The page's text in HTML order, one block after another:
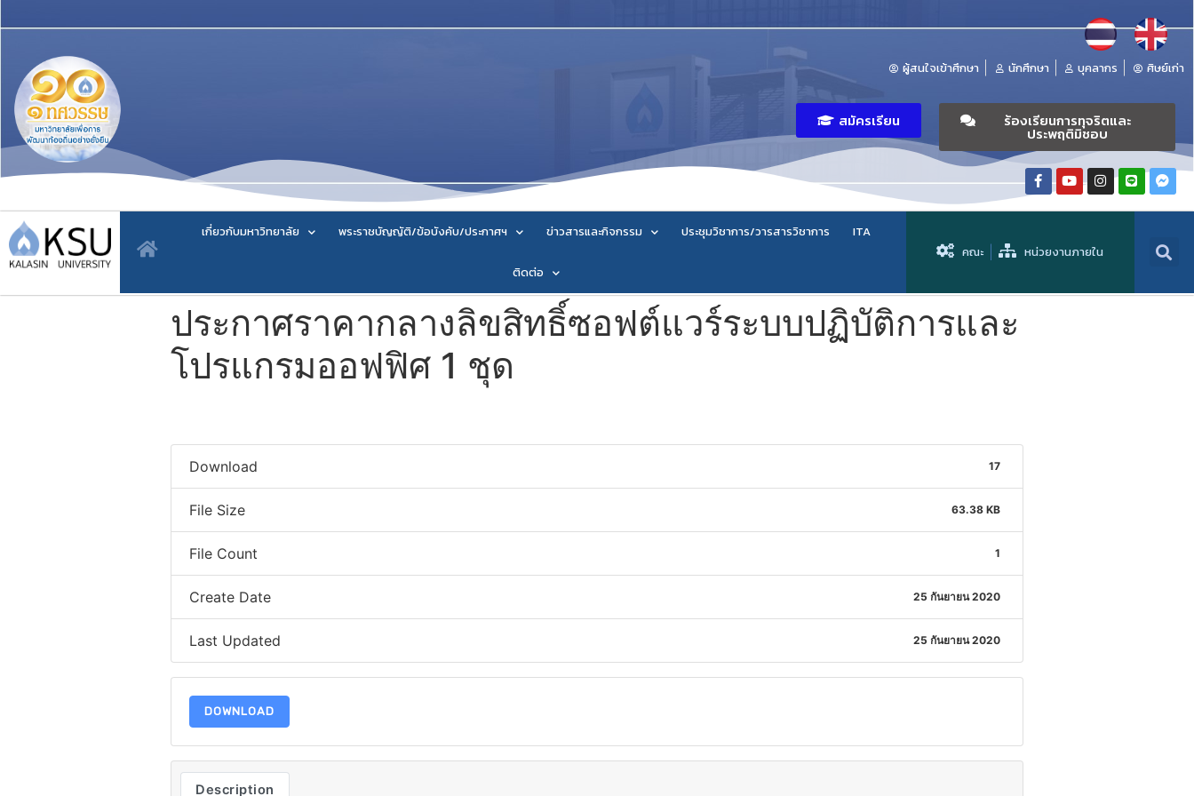
ผู้สนใจเข้าศึกษา นักศึกษา บุคลากร ศิษย์เก่า
สมัครเรียน ร้องเรียนการทุจริตและ
ประพฤติมิชอบ
เกี่ยวกับมหาวิทยาลัย พระราชบัญญัติ/ข้อบังคับ/ประกาศฯ ข่าวสารและกิจกรรม ประชุมวิชาการ/วารสารวิชาการ ITA
ติดต่อ
คณะ หน่วยงานภายใน
ประกาศราคากลางลิขสิทธิ์ซอฟต์แวร์ระบบปฏิบัติการและ
โปรแกรมออฟฟิศ 1 ชุด
Download 17
File Size 63.38 KB
File Count 1
Create Date 25 กันยายน 2020
Last Updated 25 กันยายน 2020
DOWNLOAD
Description